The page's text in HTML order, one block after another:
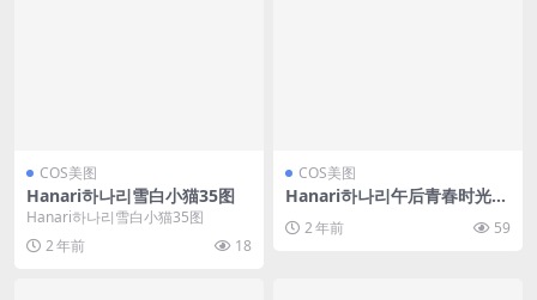
COS美图
Hanari하나리雪白小猫35图
Hanari하나리雪白小猫35图
2 年前
18
COS美图
Hanari하나리午后青春时光73
2 年前 59